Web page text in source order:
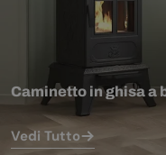
Caminetto in ghisa a
Vedi Tutto